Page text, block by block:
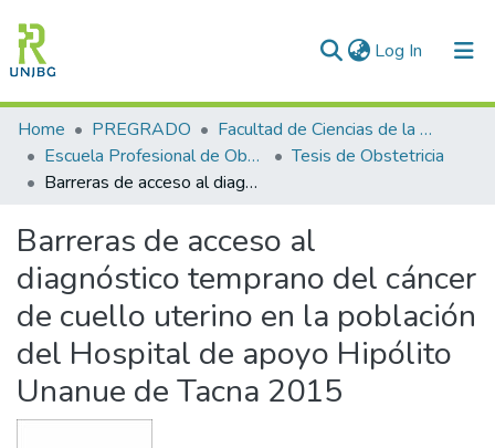
Log In (current)
Communities & Collections
All of DSpace
Enviar tesis
Home PREGRADO
Facultad de Ciencias de la Salud
Escuela Profesional de Obstetricia
Tesis de Obstetricia
Barreras de acceso al diagnóstico temprano del cáncer de cuello uterino en la población del Hospital de apoyo Hipólito Unanue de Tacna 2015
Barreras de acceso al
diagnóstico temprano del cáncer
de cuello uterino en la población
del Hospital de apoyo Hipólito
Unanue de Tacna 2015